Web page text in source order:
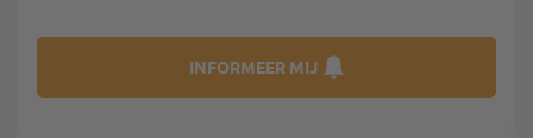
INFORMEER MIJ